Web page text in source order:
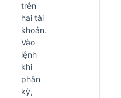
trên
hai tài
khoản.
Vào
lệnh
khi
phân
kỳ,